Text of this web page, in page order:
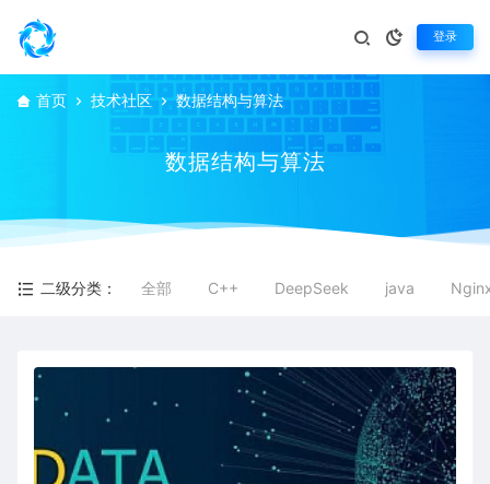
登录
首页 技术社区 数据结构与算法
数据结构与算法
二级分类： 全部 C++ DeepSeek java